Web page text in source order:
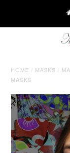
HOME / MASKS /
MASKS